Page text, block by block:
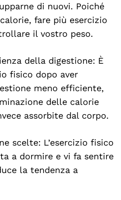
di nuovi. Poiché
fare più esercizio
il vostro peso.
della digestione: È
fisico dopo aver
meno efficiente,
delle calorie
assorbite dal corpo.
scelte: L’esercizio fisico
a dormire e vi fa sentire
la tendenza a